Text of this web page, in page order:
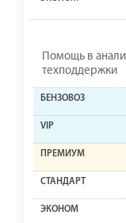
Помощь в
техподдержки